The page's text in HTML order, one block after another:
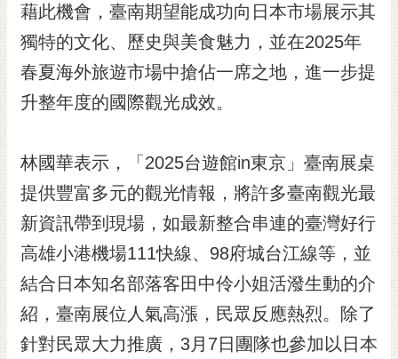
及
安
全
政
策
資
料
開
放
宣
告
市
府
交
藉此機會，臺南期望能成功向日本市場展示其
獨特的文化、歷史與美食魅力，並在2025年
春夏海外旅遊市場中搶佔一席之地，進一步提
升整年度的國際觀光成效。
林國華表示，「2025台遊館in東京」臺南展桌
提供豐富多元的觀光情報，將許多臺南觀光最
新資訊帶到現場，如最新整合串連的臺灣好行
高雄小港機場111快線、98府城台江線等，並
結合日本知名部落客田中伶小姐活潑生動的介
紹，臺南展位人氣高漲，民眾反應熱烈。除了
針對民眾大力推廣，3月7日團隊也參加以日本